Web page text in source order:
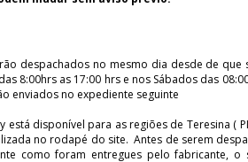
despachados no mesmo dia desde de
8:00hrs as 17:00 hrs e nos Sábados das
enviados no expediente seguinte
disponível para as regiões de Teresina (
no rodapé do site. Antes de serem
como foram entregues pelo fabricante,